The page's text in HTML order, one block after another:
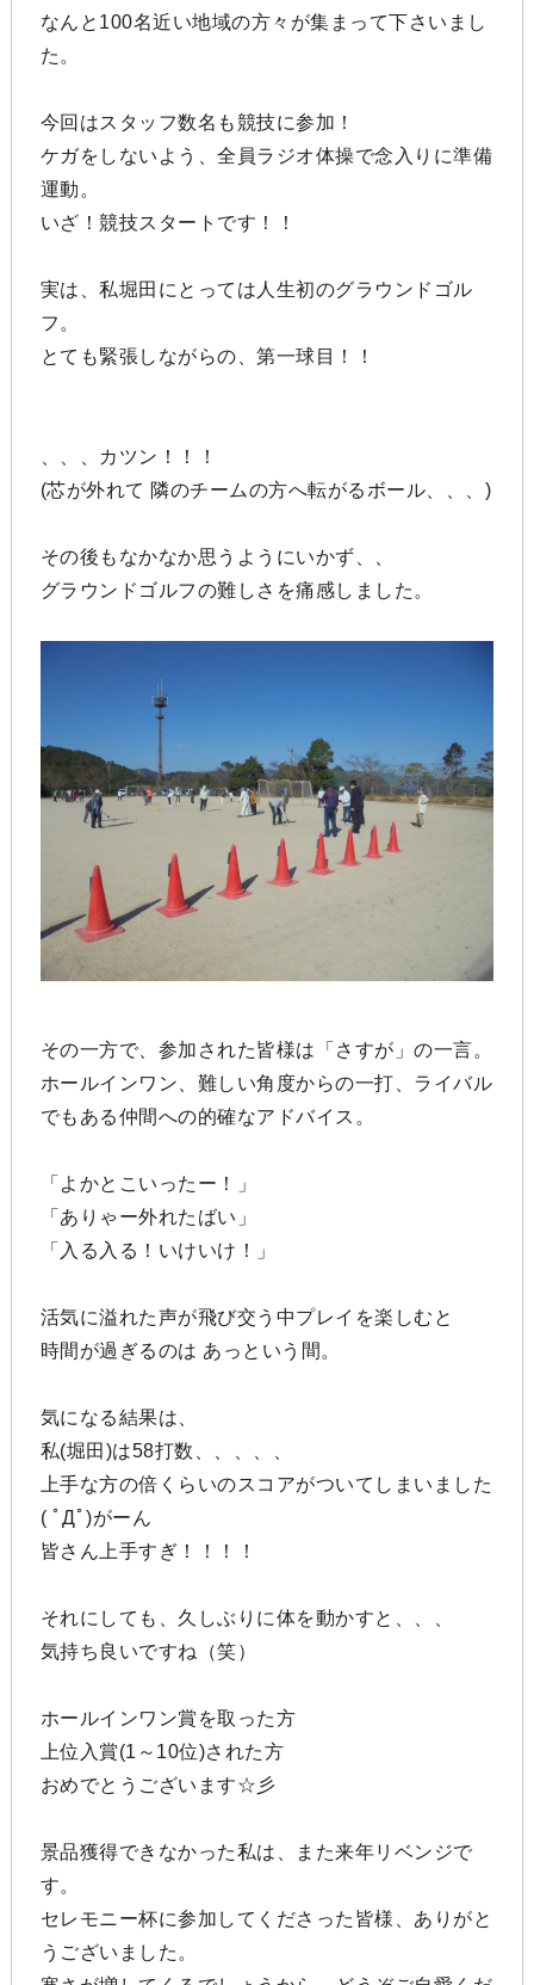
なんと100名近い地域の方々が集まって下さいまし
た。
今回はスタッフ数名も競技に参加！
ケガをしないよう、全員ラジオ体操で念入りに準備
運動。
いざ！競技スタートです！！
実は、私堀田にとっては人生初のグラウンドゴル
フ。
とても緊張しながらの、第一球目！！
、、、カツン！！！
(芯が外れて 隣のチームの方へ転がるボール、、、)
その後もなかなか思うようにいかず、、
グラウンドゴルフの難しさを痛感しました。
その一方で、参加された皆様は「さすが」の一言。
ホールインワン、難しい角度からの一打、ライバル
でもある仲間への的確なアドバイス。
「よかとこいったー！」
「ありゃー外れたばい」
「入る入る！いけいけ！」
活気に溢れた声が飛び交う中プレイを楽しむと
時間が過ぎるのは あっという間。
気になる結果は、
私(堀田)は58打数、、、、、
上手な方の倍くらいのスコアがついてしまいました
( ﾟДﾟ)がーん
皆さん上手すぎ！！！！
それにしても、久しぶりに体を動かすと、、、
気持ち良いですね（笑）
ホールインワン賞を取った方
上位入賞(1～10位)された方
おめでとうございます☆彡
景品獲得できなかった私は、また来年リベンジで
す。
セレモニー杯に参加してくださった皆様、ありがと
うございました。